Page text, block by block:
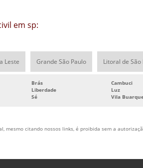
em sp:
Leste Grande São Paulo Litoral de São
Brás Cambuci
Liberdade Luz
Sé Vila
citando nossos links, é proibida sem a